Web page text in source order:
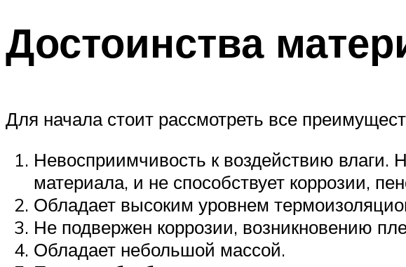
Достоинства
Для начала стоит рассмотреть все
Невосприимчивость к воздействию влаги.
материала, и не способствует коррозии,
Обладает высоким уровнем
Не подвержен коррозии, возникновению
Обладает небольшой массой.